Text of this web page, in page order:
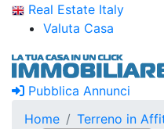
Real Estate Italy
Valuta Casa
Pubblica Annunci
Home
Terreno in